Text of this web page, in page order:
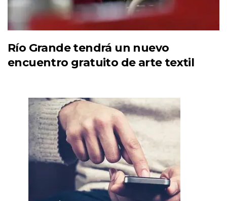
Río Grande tendrá un nuevo
encuentro gratuito de arte textil